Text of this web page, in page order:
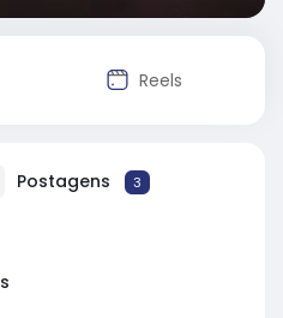
Reels
Postagens 3